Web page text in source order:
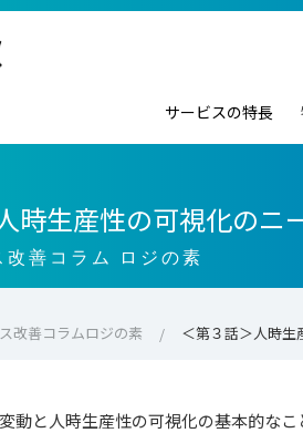
サービスの特長
時生産性の可視化のニ
改善コラム ロジの素
改善コラムロジの素 ＜第３話＞人時生
動と人時生産性の可視化の基本的な